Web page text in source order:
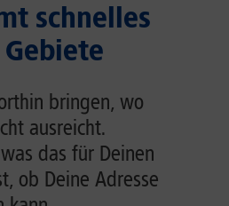
schnelles
bringen, wo
ausreicht.
das für Deinen
ob Deine Adresse